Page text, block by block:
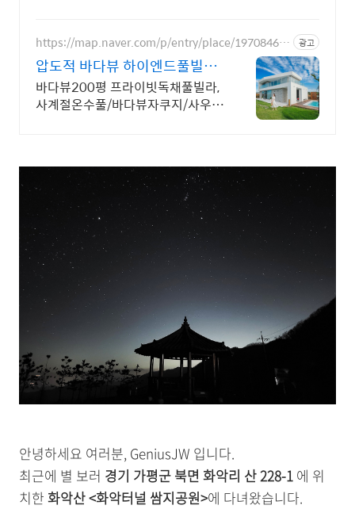
https://map.naver.com/p/entry/place/19708468
86
광고
압도적 바다뷰 하이엔드풀빌라
바다뷰 자쿠지 상시 무료
바다뷰200평 프라이빗독채풀빌라,
사계절온수풀/바다뷰자쿠지/사우
안녕하세요 여러분, GeniusJW 입니다.
최근에 별 보러 경기 가평군 북면 화악리 산 228-1 에 위
치한 화악산 <화악터널 쌈지공원>에 다녀왔습니다.